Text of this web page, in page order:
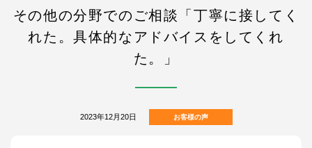
その他の分野でのご相談「丁寧に接してく
れた。具体的なアドバイスをしてくれ
た。」
2023年12月20日 お客様の声